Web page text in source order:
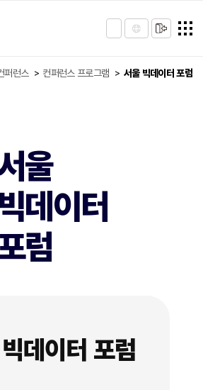
퍼런스 컨퍼런스 프로그램 서울 빅데이터 포럼
울
데이터
럼
데이터 포럼